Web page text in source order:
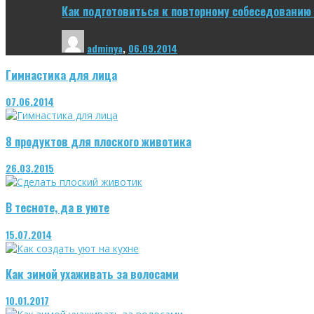
Как подготовиться к повторному
adminya, 06.09.2014
Гимнастика для лица
07.06.2014
8 продуктов для плоского животика
26.03.2015
В тесноте, да в уюте
15.07.2014
Как зимой ухаживать за волосами
10.01.2017